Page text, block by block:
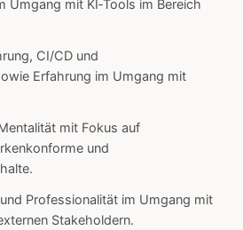
Umgang mit KI‑Tools im Bereich
CI/CD und
Erfahrung im Umgang mit
mit Fokus auf
und
Professionalität im Umgang mit
Stakeholdern.